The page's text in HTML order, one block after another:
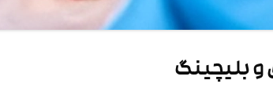
و بلیچینگ